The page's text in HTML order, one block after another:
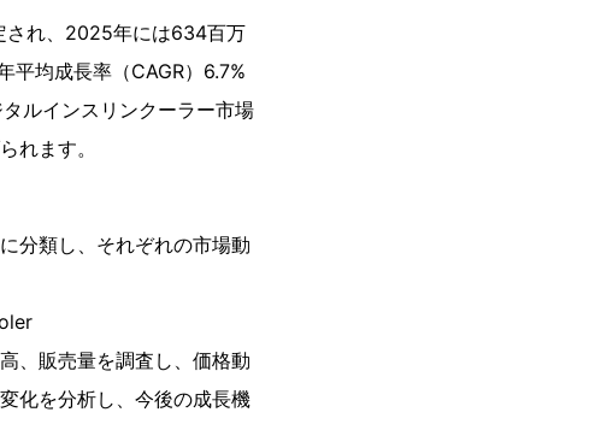
され、2025年には634百万
平均成長率（CAGR）6.7%
ルインスリンクーラー市場
れます。
分類し、それぞれの市場動
、販売量を調査し、価格動
化を分析し、今後の成長機